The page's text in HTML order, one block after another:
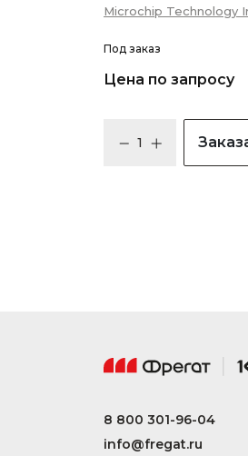
ввода/вывода,
с эл. стираемой
Microchip Technology
Под заказ
Цена по запросу
8 800 301-96-04
info@fregat.ru